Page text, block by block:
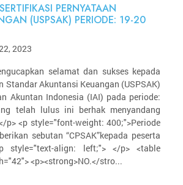
PERNYATAAN
(USPSAK) PERIODE: 19-20
2023
selamat dan sukses kepada
Akuntansi Keuangan (USPSAK)
Akuntan Indonesia (IAI) pada periode:
telah lulus ini berhak menyandang
p> <p style="font-weight: 400;">Periode
sebutan “CPSAK”kepada peserta
align: left;"> </p> <table
<p><strong>NO.</stro...